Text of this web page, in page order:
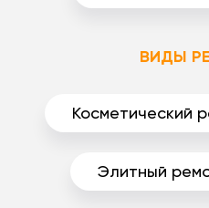
ВИДЫ
Косметический
Элитный